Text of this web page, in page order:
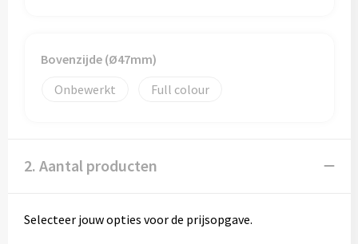
Waterbestendige tassen
Bovenzijde (Ø47mm)
Onbewerkt
Full colour
2. Aantal producten
Selecteer jouw opties voor de prijsopgave.